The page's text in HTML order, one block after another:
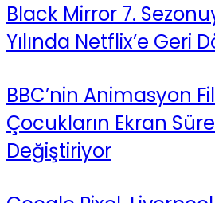
Black Mirror 7.
Yılında Netflix’e Geri
BBC’nin Animasyon
Çocukların Ekran
Değiştiriyor